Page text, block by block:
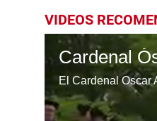
VIDEOS